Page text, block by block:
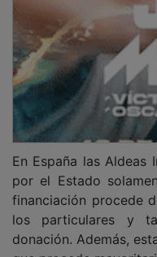
por el Estado
financiación procede
los particulares y
donación. Además,
que procede